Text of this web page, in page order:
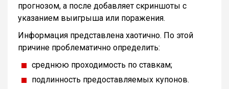
прогнозом, а после добавляет скриншоты с
указанием выигрыша или поражения.
Информация представлена хаотично. По этой
причине проблематично определить:
среднюю проходимость по ставкам;
подлинность предоставляемых купонов.